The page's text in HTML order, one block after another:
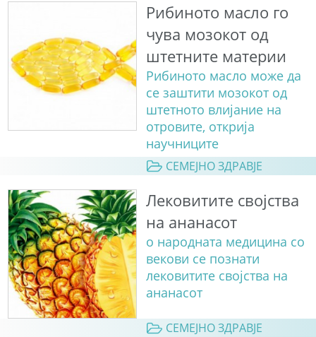
Рибиното масло го
чува мозокот од
штетните материи
Рибиното масло може да
се заштити мозокот од
штетното влијание на
отровите, открија
научниците
СЕМЕЈНО ЗДРАВЈЕ
Лековитите својства
на ананасот
о народната медицина со
векови се познати
лековитите својства на
ананасот
СЕМЕЈНО ЗДРАВЈЕ